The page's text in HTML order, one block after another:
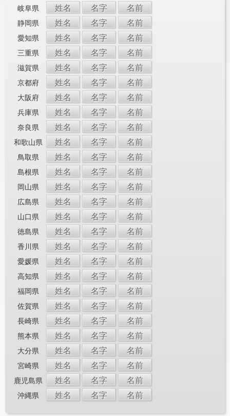
岐阜県 姓名 名字 名前
静岡県 姓名 名字 名前
愛知県 姓名 名字 名前
三重県 姓名 名字 名前
滋賀県 姓名 名字 名前
京都府 姓名 名字 名前
大阪府 姓名 名字 名前
兵庫県 姓名 名字 名前
奈良県 姓名 名字 名前
和歌山県 姓名 名字 名前
鳥取県 姓名 名字 名前
島根県 姓名 名字 名前
岡山県 姓名 名字 名前
広島県 姓名 名字 名前
山口県 姓名 名字 名前
徳島県 姓名 名字 名前
香川県 姓名 名字 名前
愛媛県 姓名 名字 名前
高知県 姓名 名字 名前
福岡県 姓名 名字 名前
佐賀県 姓名 名字 名前
長崎県 姓名 名字 名前
熊本県 姓名 名字 名前
大分県 姓名 名字 名前
宮崎県 姓名 名字 名前
鹿児島県 姓名 名字 名前
沖縄県 姓名 名字 名前